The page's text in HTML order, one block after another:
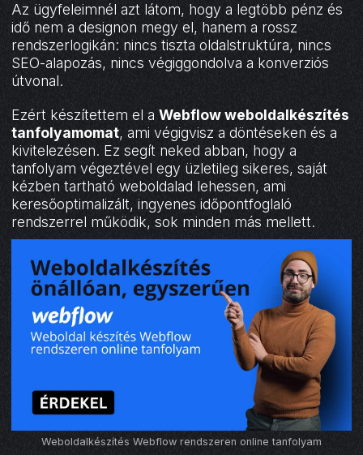
Az ügyfeleimnél azt látom, hogy a legtöbb pénz és
idő nem a designon megy el, hanem a rossz
rendszerlogikán: nincs tiszta oldalstruktúra, nincs
SEO-alapozás, nincs végiggondolva a konverziós
útvonal.
Ezért készítettem el aWebflow weboldalkészítés
tanfolyamomat, ami végigvisz a döntéseken és a
kivitelezésen. Ez segít neked abban, hogy a
tanfolyam végeztével egy üzletileg sikeres, saját
kézben tartható weboldalad lehessen, ami
keresőoptimalizált, ingyenes időpontfoglaló
rendszerrel működik, sok minden más mellett.
Weboldalkészítés Webflow rendszeren online tanfolyam